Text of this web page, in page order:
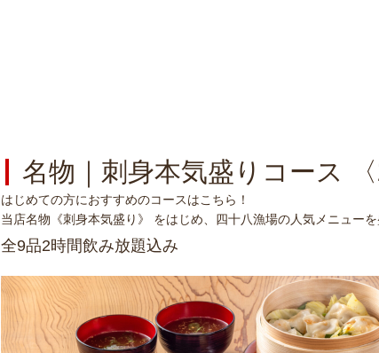
名物｜刺身本気盛りコース
はじめての方におすすめのコースはこちら！
当店名物《刺身本気盛り》 をはじめ、四十八漁場の人気メニュー
全9品2時間飲み放題込み